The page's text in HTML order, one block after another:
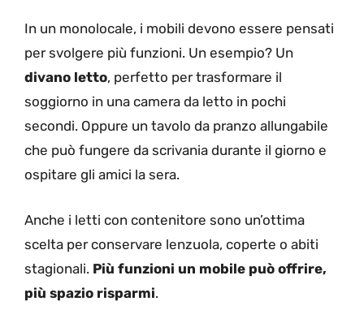
In un monolocale, i mobili devono essere pensati
per svolgere più funzioni. Un esempio? Un
divano letto, perfetto per trasformare il
soggiorno in una camera da letto in pochi
secondi. Oppure un tavolo da pranzo allungabile
che può fungere da scrivania durante il giorno e
ospitare gli amici la sera.
Anche i letti con contenitore sono un’ottima
scelta per conservare lenzuola, coperte o abiti
stagionali. Più funzioni un mobile può offrire,
più spazio risparmi.